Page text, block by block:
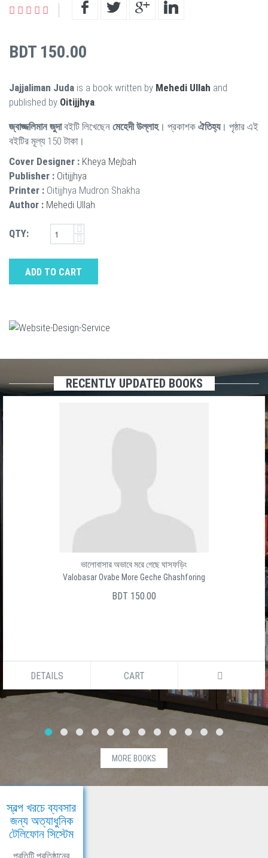
BDT 150.00
Jajjaliman Juda is a book written by Mehedi Ullah and
published by Oitijjhya
জ্বাজ্জলিমান জুদাবইটি লিখেছেন মেহেদী উল্লাহ। প্রকাশক ঐতিহ্য। পৃষ্ঠার এই
বইটির মূল্য 150 টাকা।
Cover Designer : Kheya Mejbah
Publisher : Oitijjhya
Printer : Oitijjhya Mudron Shakha
Author : Mehedi Ullah
QTY:
ADD TO CART
RECENTLY UPDATED BOOKS
ভালোবাসার অভাবে মরে গেছে ঘাসফড়িং
Valobasar Ovabe More Geche Ghashforing
BDT 150.00
DETAILS CART
MORE BOOKS
স্বল্প খরচে ব্যবসার
জন্য অত্যাধুনিক
টেলিফোন সিস্টেম